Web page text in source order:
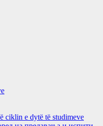
ciklin e dytë të studimeve